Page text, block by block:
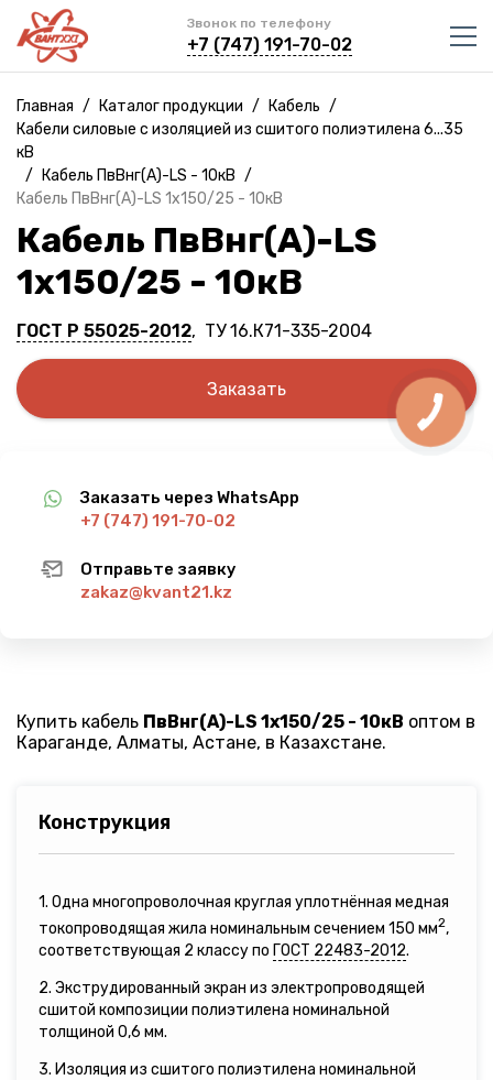
Звонок по телефону
+7 (747) 191-70-02
Главная / Каталог продукции / Кабель /
Кабели силовые с изоляцией из сшитого полиэтилена 6...35
кВ
/
Кабель ПвВнг(A)-LS - 10кВ /
Кабель ПвВнг(A)-LS 1х150/25 - 10кВ
Кабель ПвВнг(A)-LS
1х150/25 - 10кВ
ГОСТ Р 55025-2012, ТУ 16.К71-335-2004
Заказать
Заказать через WhatsApp
+7 (747) 191-70-02
Отправьте заявку
zakaz@kvant21.kz
Купить кабель ПвВнг(A)-LS 1х150/25 - 10кВ оптом в
Караганде, Алматы, Астане, в Казахстане.
Конструкция
1. Одна многопроволочная круглая уплотнённая медная
токопроводящая жила номинальным сечением 150 мм2,
соответствующая 2 классу по ГОСТ 22483-2012.
2. Экструдированный экран из электропроводящей
сшитой композиции полиэтилена номинальной
толщиной 0,6 мм.
3. Изоляция из сшитого полиэтилена номинальной